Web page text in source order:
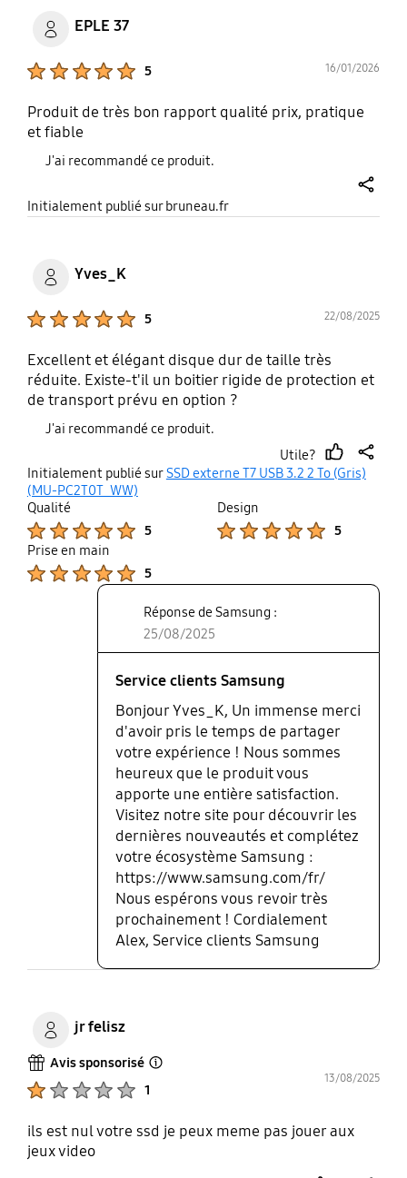
EPLE 37
5 16/01/2026
Produit de très bon rapport qualité prix, pratique
et fiable
J'ai recommandé ce produit.
Initialement publié sur bruneau.fr
Yves_K
5 22/08/2025
Excellent et élégant disque dur de taille très
réduite. Existe-t'il un boitier rigide de protection et
de transport prévu en option ?
J'ai recommandé ce produit.
Utile?
thumbshare
Initialement publié surSSD externe T7 USB 3.2 2 To (Gris)
(MU-PC2T0T_WW)
Qualité
5
Design
5
Prise en main
5
Réponse de Samsung :
25/08/2025
Service clients Samsung
Bonjour Yves_K, Un immense merci
d'avoir pris le temps de partager
votre expérience ! Nous sommes
heureux que le produit vous
apporte une entière satisfaction.
Visitez notre site pour découvrir les
dernières nouveautés et complétez
votre écosystème Samsung :
https://www.samsung.com/fr/
Nous espérons vous revoir très
prochainement ! Cordialement
Alex, Service clients Samsung
jr felisz
Avis sponsorisé
1
13/08/2025
ils est nul votre ssd je peux meme pas jouer aux
jeux video